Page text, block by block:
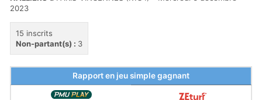
2023
15 inscrits
Non-partant(s) : 3
Rapport en jeu simple gagnant